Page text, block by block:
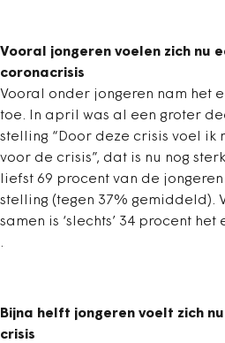
Vooral jongeren voelen zich nu
coronacrisis
Vooral onder jongeren nam het
toe. In april was al een groter
stelling “Door deze crisis voel ik
voor de crisis”, dat is nu nog
liefst 69 procent van de
stelling (tegen 37% gemiddeld).
samen is ‘slechts’ 34 procent
.
Bijna helft jongeren voelt zich
crisis